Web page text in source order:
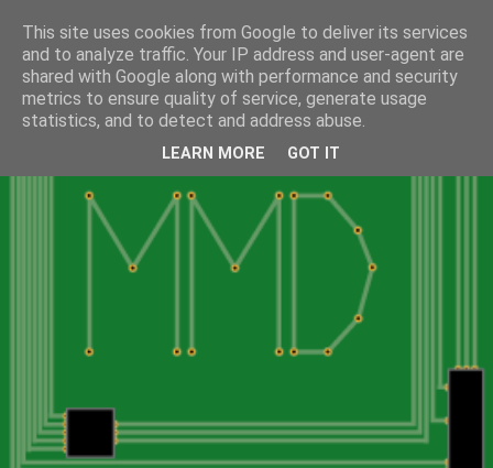
This site uses cookies from Google to deliver its services
and to analyze traffic. Your IP address and user-agent are
shared with Google along with performance and security
metrics to ensure quality of service, generate usage
statistics, and to detect and address abuse.
LEARN MORE GOT IT